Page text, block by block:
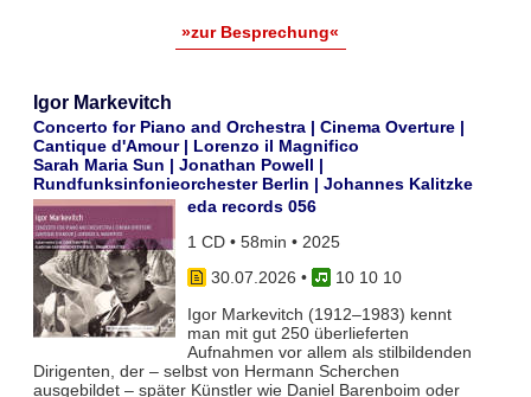
»zur Besprechung«
Igor Markevitch
Concerto for Piano and Orchestra | Cinema Overture |
Cantique d'Amour | Lorenzo il Magnifico
Sarah Maria Sun | Jonathan Powell |
Rundfunksinfonieorchester Berlin | Johannes Kalitzke
eda records 056
1 CD • 58min • 2025
30.07.2026 •
10 10 10
Igor Markevitch (1912–1983) kennt
man mit gut 250 überlieferten
Aufnahmen vor allem als stilbildenden
Dirigenten, der – selbst von Hermann Scherchen
ausgebildet – später Künstler wie Daniel Barenboim oder